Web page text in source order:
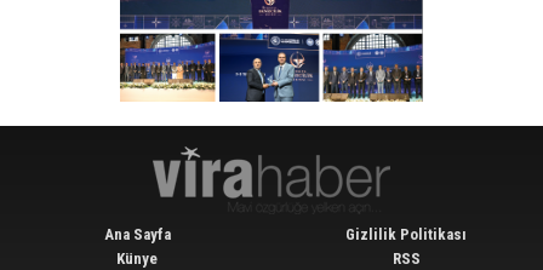
Ana Sayfa
Künye
Gizlilik Politikası
RSS